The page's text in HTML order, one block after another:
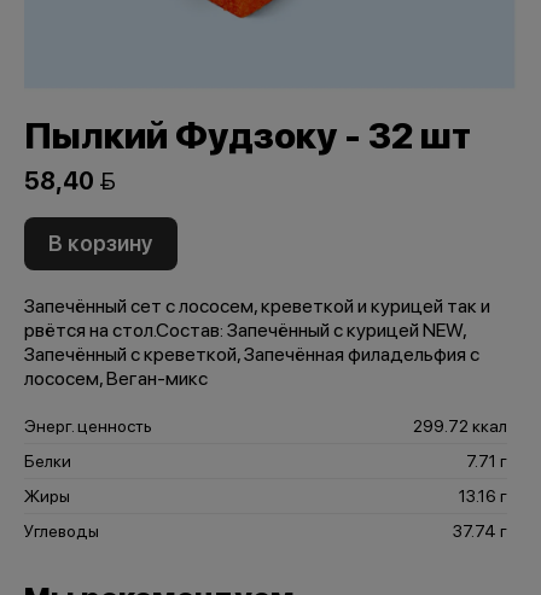
Пылкий Фудзоку - 32 шт
58,40 
В корзину
Запечённый сет с лососем, креветкой и курицей так и
рвётся на стол.Состав: Запечённый с курицей NEW,
Запечённый с креветкой, Запечённая филадельфия с
лососем, Веган-микс
Энерг. ценность
299.72 ккал
Белки
7.71 г
Жиры
13.16 г
Углеводы
37.74 г